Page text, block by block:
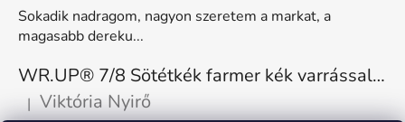
Sokadik nadragom, nagyon szeretem a markat, a
magasabb dereku...
WR.UP® 7/8 Sötétkék farmer kék varrással, superskinny RE(MOVE) WRUP4RC002ORG, J0B
A termék értékelése 5-ből 5 csillag.
| Viktória Nyirő